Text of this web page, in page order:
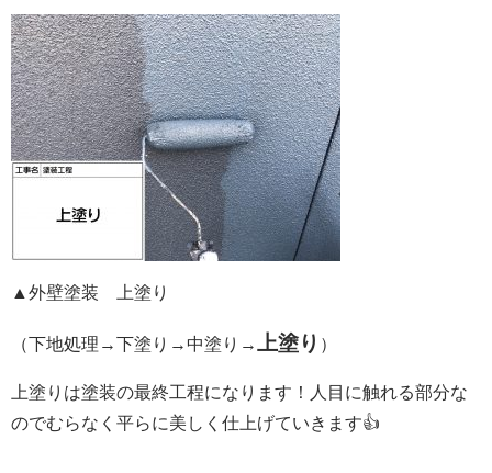
▲外壁塗装 上塗り
（下地処理→下塗り→中塗り→ 上塗り ）
上塗りは塗装の最終工程になります！人目に触れる部分な
のでむらなく平らに美しく仕上げていきます👍